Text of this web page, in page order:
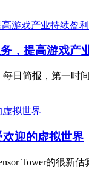
，提高游戏产
日简报，第一时
迎的虚拟世界
Tower的很新